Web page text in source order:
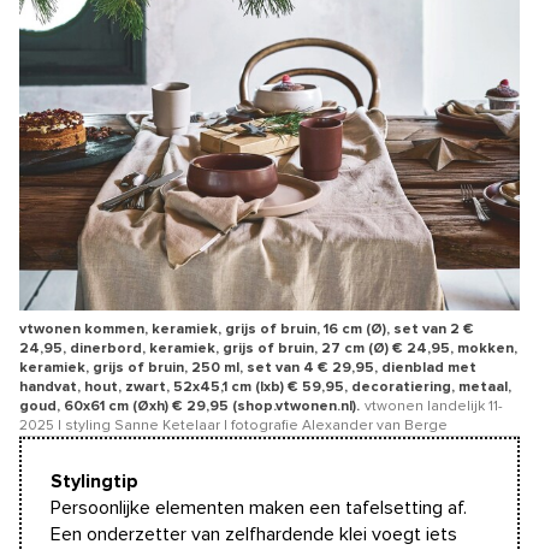
vtwonen kommen, keramiek, grijs of bruin, 16 cm (Ø), set van 2 €
24,95, dinerbord, keramiek, grijs of bruin, 27 cm (Ø) € 24,95, mokken,
keramiek, grijs of bruin, 250 ml, set van 4 € 29,95, dienblad met
handvat, hout, zwart, 52x45,1 cm (lxb) € 59,95, decoratiering, metaal,
goud, 60x61 cm (Øxh) € 29,95 (shop.vtwonen.nl). vtwonen landelijk 11-
2025 | styling Sanne Ketelaar | fotografie Alexander van Berge
Stylingtip
Persoonlijke elementen maken een tafelsetting af.
Een onderzetter van zelfhardende klei voegt iets